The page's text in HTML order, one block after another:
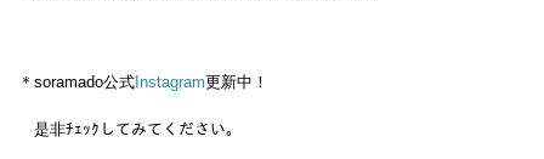
＊soramado公式Instagram更新中！
是非ﾁｪｯｸしてみてください。